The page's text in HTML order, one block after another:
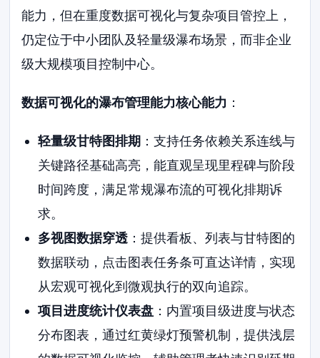
能力，但在重度数据可视化与复杂项目管控上，
仍定位于中小团队及轻量级瀑布场景，而非企业
级大规模项目控制中心。
数据可视化的瀑布管理能力核心能力 ：
轻量级甘特图排期：支持任务依赖关系连线与
关键路径基础高亮，能直观呈现里程碑与阶段
时间跨度，满足常规瀑布流的可视化排期诉
求。
多视图数据穿透：提供看板、列表与甘特图的
数据联动，点击图表任务条可直达详情，实现
从宏观可视化到微观执行的双向追踪。
项目进度统计仪表盘：内置项目级进度与状态
分布图表，通过红黄绿灯预警机制，提供浅层